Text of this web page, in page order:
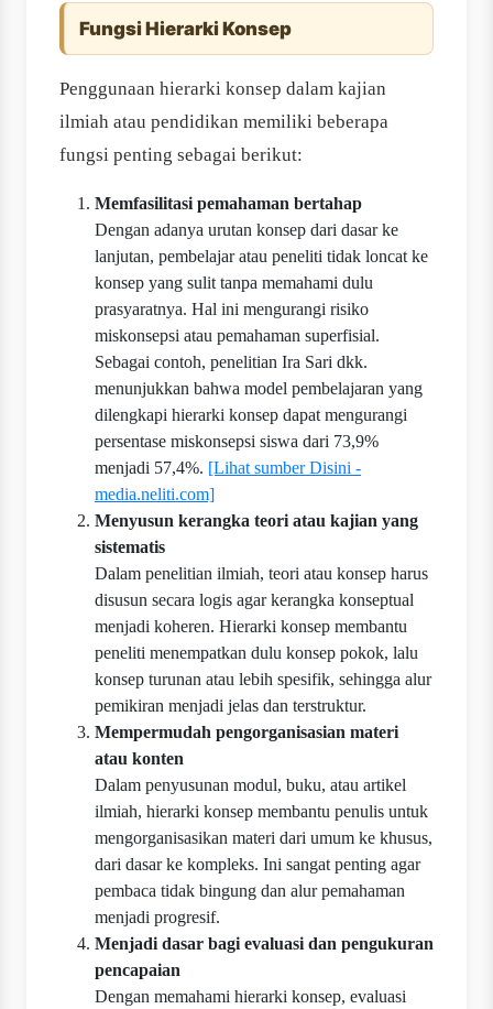
Fungsi Hierarki Konsep
Penggunaan hierarki konsep dalam kajian
ilmiah atau pendidikan memiliki beberapa
fungsi penting sebagai berikut:
Memfasilitasi pemahaman bertahap
Dengan adanya urutan konsep dari dasar ke
lanjutan, pembelajar atau peneliti tidak loncat ke
konsep yang sulit tanpa memahami dulu
prasyaratnya. Hal ini mengurangi risiko
miskonsepsi atau pemahaman superfisial.
Sebagai contoh, penelitian Ira Sari dkk.
menunjukkan bahwa model pembelajaran yang
dilengkapi hierarki konsep dapat mengurangi
persentase miskonsepsi siswa dari 73,9%
menjadi 57,4%. [Lihat sumber Disini -
media.neliti.com]
Menyusun kerangka teori atau kajian yang
sistematis
Dalam penelitian ilmiah, teori atau konsep harus
disusun secara logis agar kerangka konseptual
menjadi koheren. Hierarki konsep membantu
peneliti menempatkan dulu konsep pokok, lalu
konsep turunan atau lebih spesifik, sehingga alur
pemikiran menjadi jelas dan terstruktur.
Mempermudah pengorganisasian materi
atau konten
Dalam penyusunan modul, buku, atau artikel
ilmiah, hierarki konsep membantu penulis untuk
mengorganisasikan materi dari umum ke khusus,
dari dasar ke kompleks. Ini sangat penting agar
pembaca tidak bingung dan alur pemahaman
menjadi progresif.
Menjadi dasar bagi evaluasi dan pengukuran
pencapaian
Dengan memahami hierarki konsep, evaluasi